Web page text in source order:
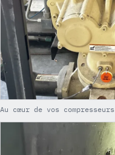
Au cœur de vos compresseurs